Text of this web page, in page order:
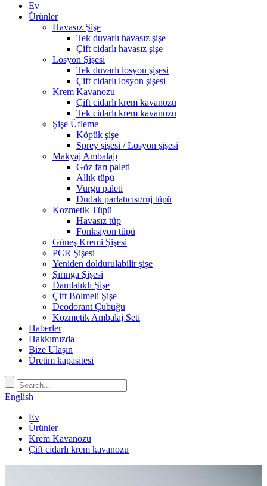
Ev
Ürünler
Havasız Şişe
Tek duvarlı havasız şişe
Çift cidarlı havasız şişe
Losyon Şişesi
Tek duvarlı losyon şişesi
Çift cidarlı losyon şişesi
Krem Kavanozu
Çift cidarlı krem ​​kavanozu
Tek cidarlı krem ​​kavanozu
Şişe Üfleme
Köpük şişe
Sprey şişesi / Losyon şişesi
Makyaj Ambalajı
Göz farı paleti
Allık tüpü
Vurgu paleti
Dudak parlatıcısı/ruj tüpü
Kozmetik Tüpü
Havasız tüp
Fonksiyon tüpü
Güneş Kremi Şişesi
PCR Şişesi
Yeniden doldurulabilir şişe
Şırınga Şişesi
Damlalıklı Şişe
Çift Bölmeli Şişe
Deodorant Çubuğu
Kozmetik Ambalaj Seti
Haberler
Hakkımızda
Bize Ulaşın
Üretim kapasitesi
English
Ev
Ürünler
Krem Kavanozu
Çift cidarlı krem ​​kavanozu